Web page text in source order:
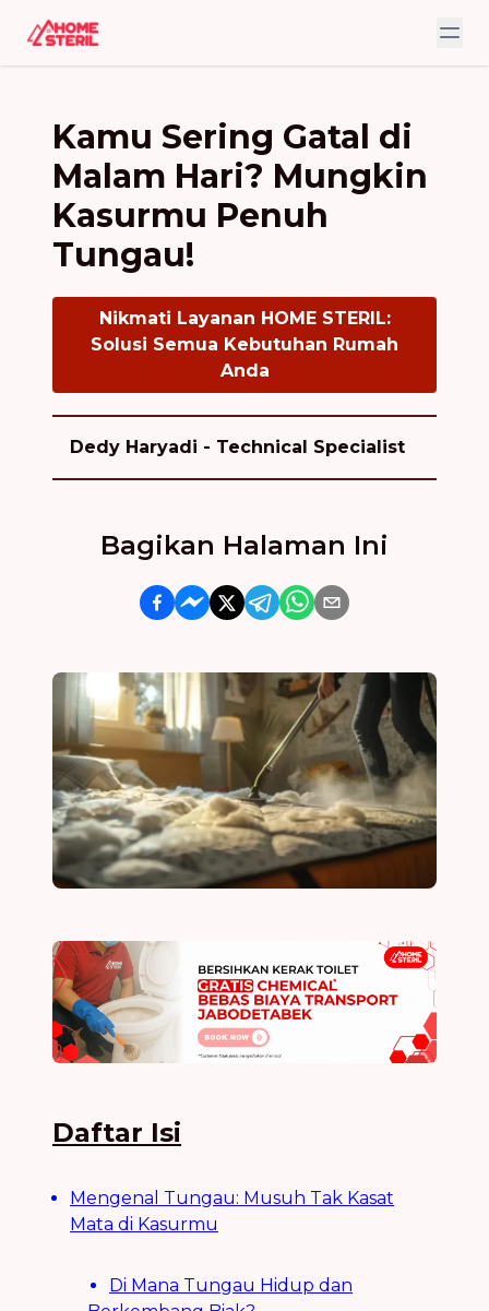
Kamu Sering Gatal di
Malam Hari? Mungkin
Kasurmu Penuh
Tungau!
Nikmati Layanan HOME STERIL:
Solusi Semua Kebutuhan Rumah
Anda
Dedy Haryadi - Technical Specialist
Bagikan Halaman Ini
Daftar Isi
Mengenal Tungau: Musuh Tak Kasat
Mata di Kasurmu
Di Mana Tungau Hidup dan